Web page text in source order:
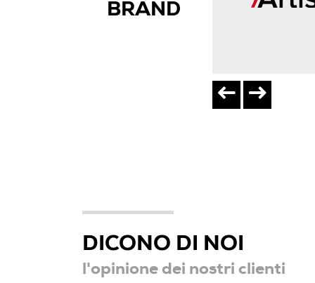
BRAND
DICONO DI NOI
l'opinione dei nostri clienti